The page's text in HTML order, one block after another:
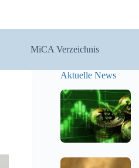
MiCA Verzeichnis
Aktuelle News